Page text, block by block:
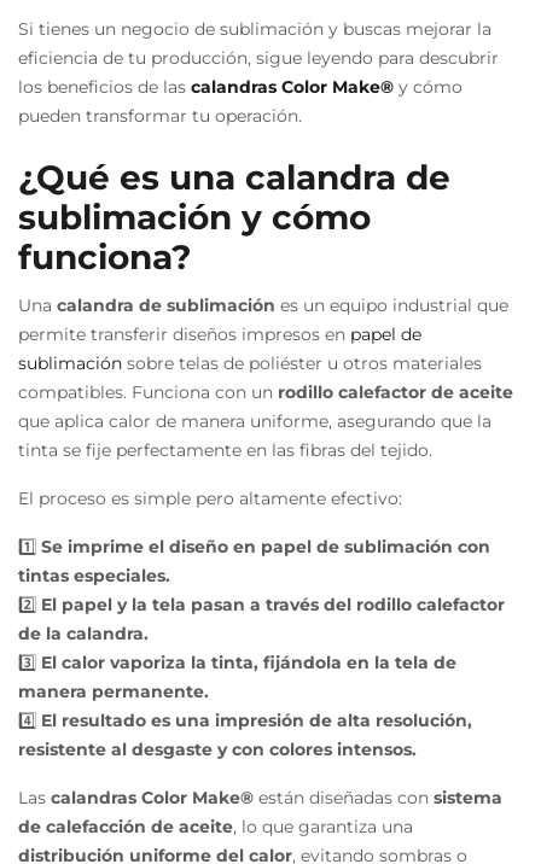
Si tienes un negocio de sublimación y buscas mejorar la
eficiencia de tu producción, sigue leyendo para descubrir
los beneficios de las calandras Color Make® y cómo
pueden transformar tu operación.
¿Qué es una calandra de
sublimación y cómo
funciona?
Una calandra de sublimación es un equipo industrial que
permite transferir diseños impresos en papel de
sublimación sobre telas de poliéster u otros materiales
compatibles. Funciona con un rodillo calefactor de aceite
que aplica calor de manera uniforme, asegurando que la
tinta se fije perfectamente en las fibras del tejido.
El proceso es simple pero altamente efectivo:
1️⃣ Se imprime el diseño en papel de sublimación con
tintas especiales.
2️⃣ El papel y la tela pasan a través del rodillo calefactor
de la calandra.
3️⃣ El calor vaporiza la tinta, fijándola en la tela de
manera permanente.
4️⃣ El resultado es una impresión de alta resolución,
resistente al desgaste y con colores intensos.
Las calandras Color Make® están diseñadas con sistema
de calefacción de aceite, lo que garantiza una
distribución uniforme del calor, evitando sombras o